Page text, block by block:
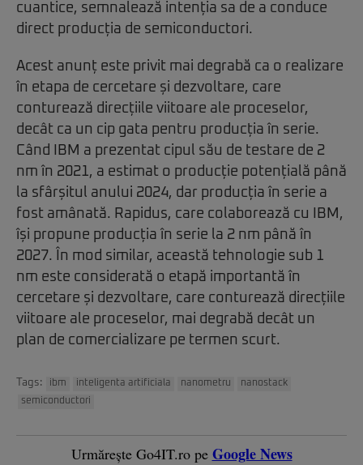
cuantice, semnalează intenția sa de a conduce
direct producția de semiconductori.
Acest anunț este privit mai degrabă ca o realizare
în etapa de cercetare și dezvoltare, care
conturează direcțiile viitoare ale proceselor,
decât ca un cip gata pentru producția în serie.
Când IBM a prezentat cipul său de testare de 2
nm în 2021, a estimat o producție potențială până
la sfârșitul anului 2024, dar producția în serie a
fost amânată. Rapidus, care colaborează cu IBM,
își propune producția în serie la 2 nm până în
2027. În mod similar, această tehnologie sub 1
nm este considerată o etapă importantă în
cercetare și dezvoltare, care conturează direcțiile
viitoare ale proceselor, mai degrabă decât un
plan de comercializare pe termen scurt.
Tags: ibm inteligenta artificiala nanometru
nanostack
semiconductori
Urmărește Go4IT.ro pe Google News